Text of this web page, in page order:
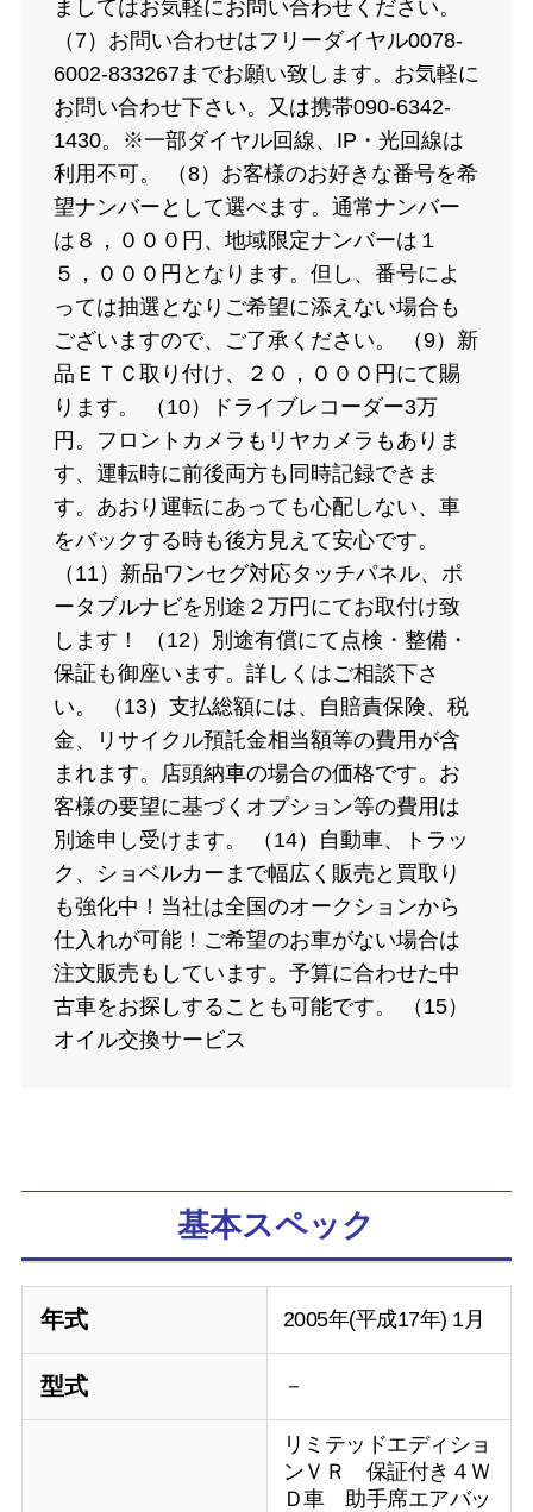
ましてはお気軽にお問い合わせください。
（7）お問い合わせはフリーダイヤル0078-
6002-833267までお願い致します。お気軽に
お問い合わせ下さい。又は携帯090-6342-
1430。※一部ダイヤル回線、IP・光回線は
利用不可。 （8）お客様のお好きな番号を希
望ナンバーとして選べます。通常ナンバー
は８，０００円、地域限定ナンバーは１
５，０００円となります。但し、番号によ
っては抽選となりご希望に添えない場合も
ございますので、ご了承ください。 （9）新
品ＥＴＣ取り付け、２０，０００円にて賜
ります。 （10）ドライブレコーダー3万
円。フロントカメラもリヤカメラもありま
す、運転時に前後両方も同時記録できま
す。あおり運転にあっても心配しない、車
をバックする時も後方見えて安心です。
（11）新品ワンセグ対応タッチパネル、ポ
ータブルナビを別途２万円にてお取付け致
します！ （12）別途有償にて点検・整備・
保証も御座います。詳しくはご相談下さ
い。 （13）支払総額には、自賠責保険、税
金、リサイクル預託金相当額等の費用が含
まれます。店頭納車の場合の価格です。お
客様の要望に基づくオプション等の費用は
別途申し受けます。 （14）自動車、トラッ
ク、ショベルカーまで幅広く販売と買取り
も強化中！当社は全国のオークションから
仕入れが可能！ご希望のお車がない場合は
注文販売もしています。予算に合わせた中
古車をお探しすることも可能です。 （15）
オイル交換サービス
基本スペック
年式 2005年(平成17年) 1月
型式 －
リミテッドエディショ
ンＶＲ 保証付き４Ｗ
Ｄ車 助手席エアバッ